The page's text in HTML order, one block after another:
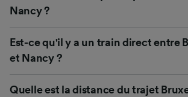
Nancy ?
Est-ce qu'il y a un train direct entre
et Nancy ?
Quelle est la distance du trajet